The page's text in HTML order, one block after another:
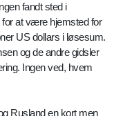
fandt sted i
for at være hjemsted for
US dollars i løsesum.
og de andre gidsler
Ingen ved, hvem
Rusland en kort men